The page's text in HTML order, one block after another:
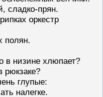
сладко-прян.
оркестр
полян.
в низине хлюпает?
рюкзаке?
глупые:
налегке.